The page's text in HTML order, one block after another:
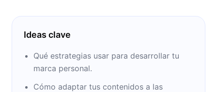
Ideas clave
Qué estrategias usar para desarrollar tu
marca personal.
Cómo adaptar tus contenidos a las